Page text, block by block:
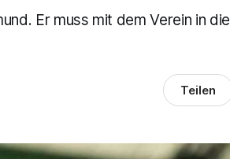
Er muss mit dem Verein in die
Teilen